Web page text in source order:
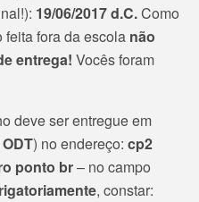
19/06/2017 d.C.Como
fora da escola não
entrega! Vocês foram
deve ser entregue em
) no endereço: cp2
ponto br– no campo
, constar: